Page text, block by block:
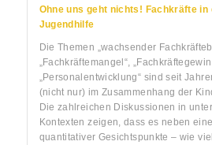
Ohne uns geht nichts! Fachkräfte in
Jugendhilfe
Die Themen „wachsender
„Fachkräftemangel“,
„Personalentwicklung“ sind seit
(nicht nur) im Zusammenhang der
Die zahlreichen Diskussionen in
Kontexten zeigen, dass es neben
quantitativer Gesichtspunkte – wie